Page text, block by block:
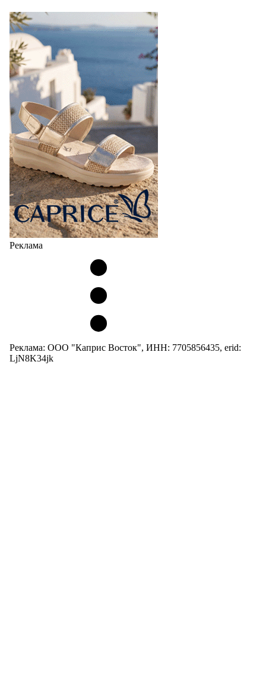
Реклама
Реклама: ООО "Каприс Восток", ИНН: 7705856435, erid:
LjN8K34jk